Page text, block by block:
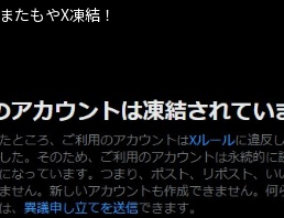
またもやX凍結！